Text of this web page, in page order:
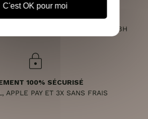
SERVICE CLIENT
DU LUNDI AU SAMEDI DE 10H À 18H
100% SÉCURISÉ
APPLE PAY ET 3X SANS FRAIS
C'est OK pour moi